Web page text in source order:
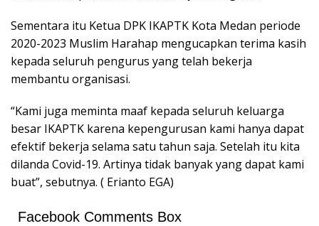
Sementara itu Ketua DPK IKAPTK Kota Medan periode
2020-2023 Muslim Harahap mengucapkan terima kasih
kepada seluruh pengurus yang telah bekerja
membantu organisasi.
“Kami juga meminta maaf kepada seluruh keluarga
besar IKAPTK karena kepengurusan kami hanya dapat
efektif bekerja selama satu tahun saja. Setelah itu kita
dilanda Covid-19. Artinya tidak banyak yang dapat kami
buat”, sebutnya. ( Erianto EGA)
Facebook Comments Box